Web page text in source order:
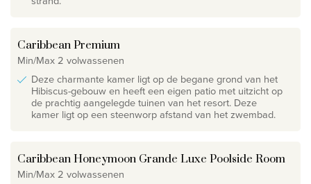
Caribbean Premium
Min/Max 2 volwassenen
Deze charmante kamer ligt op de begane grond van het
Hibiscus-gebouw en heeft een eigen patio met uitzicht op
de prachtig aangelegde tuinen van het resort. Deze
kamer ligt op een steenworp afstand van het zwembad.
Caribbean Honeymoon Grande Luxe Poolside Room
Min/Max 2 volwassenen